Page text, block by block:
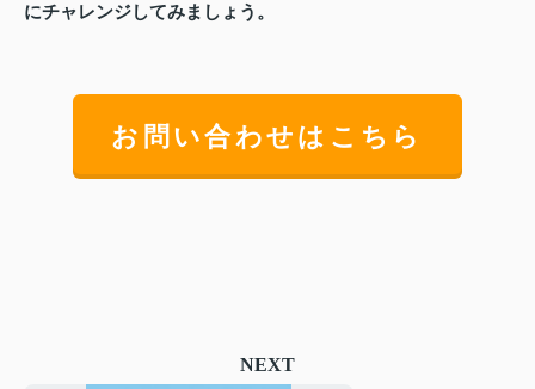
にチャレンジしてみましょう。
お問い合わせはこちら
NEXT